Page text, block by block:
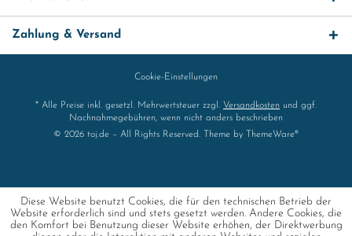
Zahlung & Versand
Cookie-Einstellungen
* Alle Preise inkl. gesetzl. Mehrwertsteuer zzgl. Versandkosten und ggf.
Nachnahmegebühren, wenn nicht anders beschrieben
© 2026 toj.de – All Rights Reserved. Theme by
ThemeWare®
Diese Website benutzt Cookies, die für den technischen Betrieb der
Website erforderlich sind und stets gesetzt werden. Andere Cookies, die
den Komfort bei Benutzung dieser Website erhöhen, der Direktwerbung